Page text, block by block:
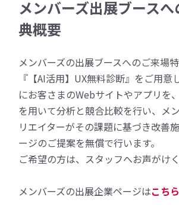
メンバーズ出展ブース
典概要
メンバーズの出展ブースへのご来場特
『【AI活用】UX無料診断』をご用意
にお客さまのWebサイトやアプリを
を用いて分析と競合比較を行い、メ
リエイターがその課題に基づき改善
ージのご提案を無償で行います。
ご希望の方は、スタッフへお声がけく
メンバーズの出展企業ページはこち